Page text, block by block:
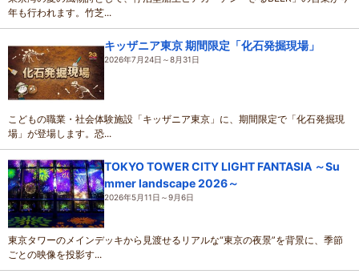
年も行われます。竹芝...
キッザニア東京 期間限定「化石発掘現場」
2026年7月24日～8月31日
こどもの職業・社会体験施設「キッザニア東京」に、期間限定で「化石発掘現
場」が登場します。恐...
TOKYO TOWER CITY LIGHT FANTASIA ～Su
mmer landscape 2026～
2026年5月11日～9月6日
東京タワーのメインデッキから見渡せるリアルな“東京の夜景”を背景に、季節
ごとの映像を投影す...